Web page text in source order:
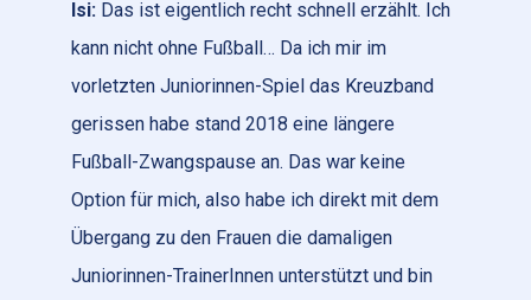
Isi: Das ist eigentlich recht schnell erzählt. Ich
kann nicht ohne Fußball… Da ich mir im
vorletzten Juniorinnen-Spiel das Kreuzband
gerissen habe stand 2018 eine längere
Fußball-Zwangspause an. Das war keine
Option für mich, also habe ich direkt mit dem
Übergang zu den Frauen die damaligen
Juniorinnen-TrainerInnen unterstützt und bin